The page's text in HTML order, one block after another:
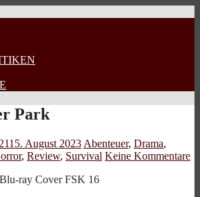
Park
15. August 2023 Abenteuer, Drama,
, Review, Survival Keine Kommentare